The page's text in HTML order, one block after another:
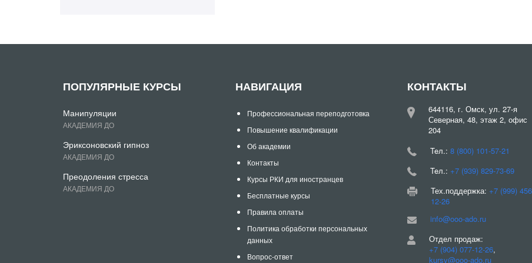
ПОПУЛЯРНЫЕ КУРСЫ
Манипуляции
АКАДЕМИЯ ДО
Эриксоновский гипноз
АКАДЕМИЯ ДО
Преодоления стресса
АКАДЕМИЯ ДО
НАВИГАЦИЯ
Профессиональная переподготовка
Повышение квалификации
Об академии
Контакты
Курсы РКИ для иностранцев
Бесплатные курсы
Правила оплаты
Политика обработки персональных
данных
Вопрос-ответ
КОНТАКТЫ
644116, г. Омск, ул. 27-я
Северная, 48, этаж 2, офис
204
Teл.: 8 (800) 101-57-21
Teл.: +7 (939) 829-73-69
Тех.поддержка: +7 (999)
12-26
info@ooo-ado.ru
Отдел продаж:
+7 (904) 077-12-26,
kursy@ooo-ado.ru